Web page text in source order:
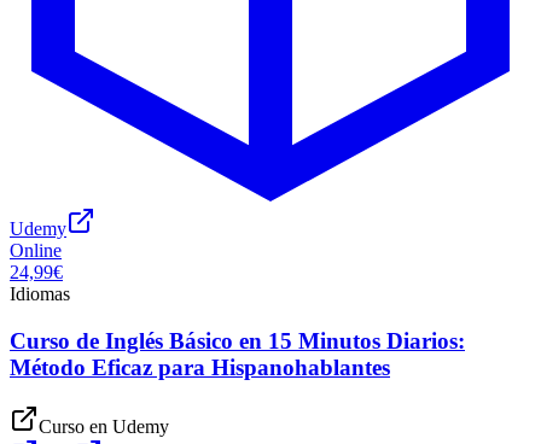
Udemy
Online
24,99€
Idiomas
Curso de Inglés Básico en 15 Minutos Diarios:
Método Eficaz para Hispanohablantes
Curso en Udemy